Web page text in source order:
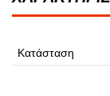
Κατάσταση